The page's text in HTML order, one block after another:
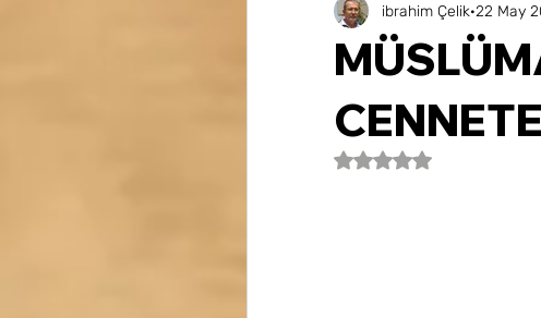
ibrahim Çelik 22 May
5 üzerinden NaN yıldız